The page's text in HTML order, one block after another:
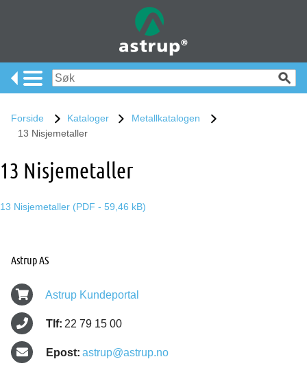
Forside Kataloger
Metallkatalogen
13 Nisjemetaller
13 Nisjemetaller
13 Nisjemetaller (PDF - 59,46 kB)
Astrup AS
Astrup Kundeportal
Tlf: 22 79 15 00
Epost: astrup@astrup.no